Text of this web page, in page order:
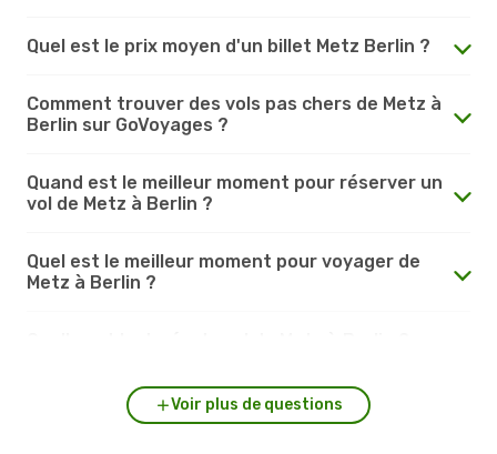
Quel est le prix moyen d'un billet Metz Berlin ?
Comment trouver des vols pas chers de Metz à
Berlin sur GoVoyages ?
Quand est le meilleur moment pour réserver un
vol de Metz à Berlin ?
Quel est le meilleur moment pour voyager de
Metz à Berlin ?
Voir plus de questions